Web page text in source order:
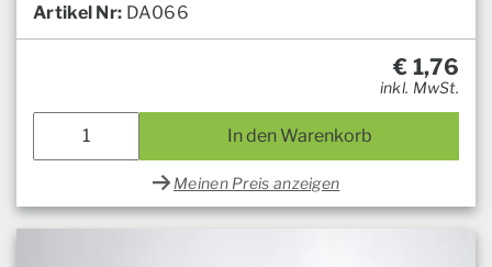
Artikel Nr: DA066
€ 1,76
inkl. MwSt.
In den Warenkorb
Meinen Preis anzeigen